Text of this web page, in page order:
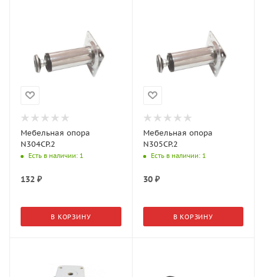
Мебельная опора
N304CP.2
Есть в наличии: 1
132 ₽
В КОРЗИНУ
Мебельная опора
N305CP.2
Есть в наличии: 1
30₽
В КОРЗИНУ